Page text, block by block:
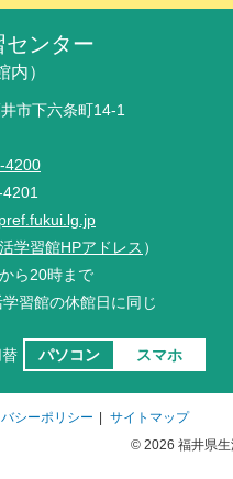
ンター
内）
市下六条町14-1
4200
学習館HPアドレス ）
ら20時まで
習館の休館日に同じ
パソコン スマホ
シーポリシー
サイトマップ
© 2026 福井県生